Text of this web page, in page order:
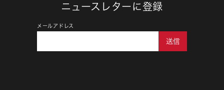
ニュースレターに登録
メールアドレス
送信